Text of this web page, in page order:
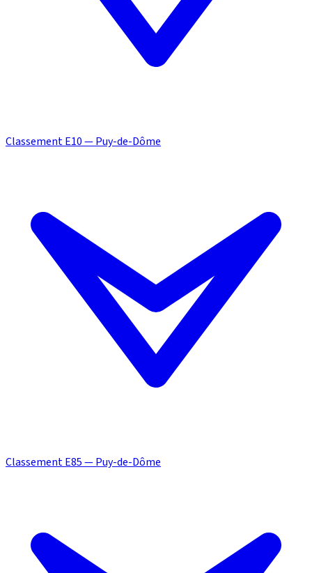
Classement E10 — Puy-de-Dôme
Classement E85 — Puy-de-Dôme